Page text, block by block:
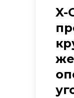
X-